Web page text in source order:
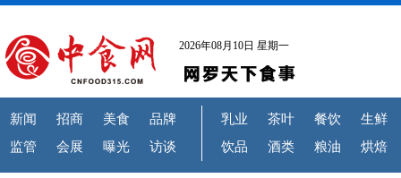
2026年08月10日 星期一
新闻 招商 美食
品牌
监管
会展 曝光 访谈
乳业 茶叶 餐饮
生鲜
饮品
酒类 粮油 烘焙